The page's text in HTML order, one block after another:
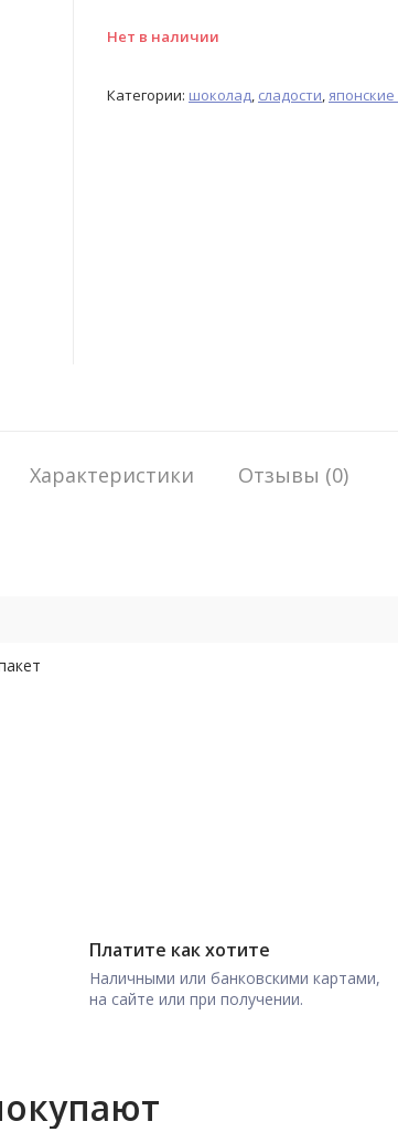
Нет в наличии
Категории: шоколад, сладости,японские
Характеристики Отзывы (0)
Платите как хотите
Наличными или банковскими картами,
на сайте или при получении.